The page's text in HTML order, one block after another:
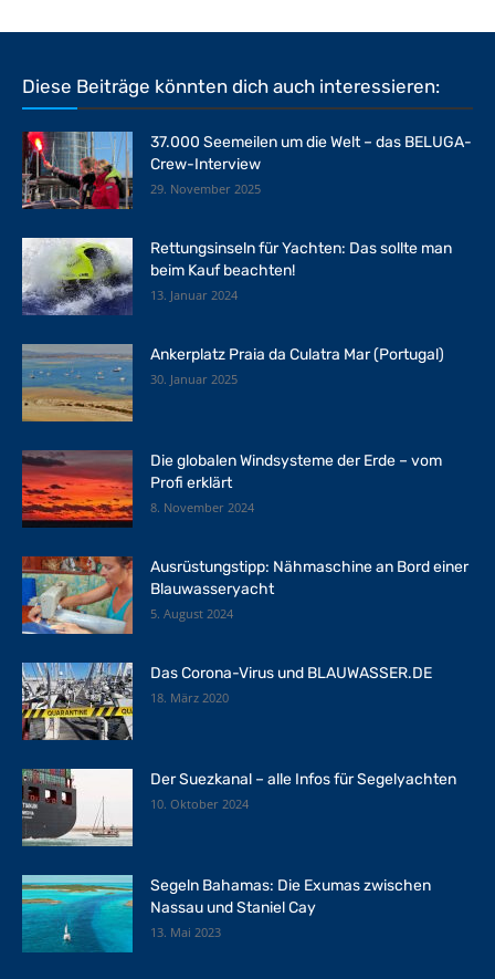
Diese Beiträge könnten dich auch interessieren:
37.000 Seemeilen um die Welt – das BELUGA-
Crew-Interview
29. November 2025
Rettungsinseln für Yachten: Das sollte man
beim Kauf beachten!
13. Januar 2024
Ankerplatz Praia da Culatra Mar (Portugal)
30. Januar 2025
Die globalen Windsysteme der Erde – vom
Profi erklärt
8. November 2024
Ausrüstungstipp: Nähmaschine an Bord einer
Blauwasseryacht
5. August 2024
Das Corona-Virus und BLAUWASSER.DE
18. März 2020
Der Suezkanal – alle Infos für Segelyachten
10. Oktober 2024
Segeln Bahamas: Die Exumas zwischen
Nassau und Staniel Cay
13. Mai 2023